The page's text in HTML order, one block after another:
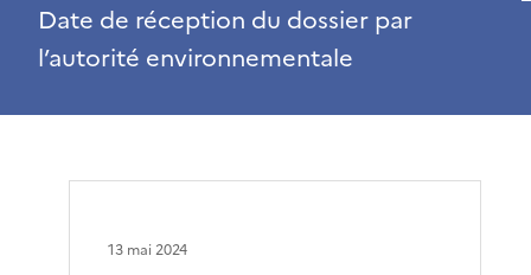
Date de réception du dossier par
l’autorité environnementale
13 mai 2024